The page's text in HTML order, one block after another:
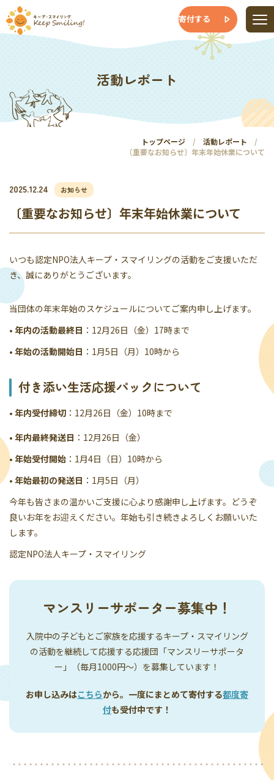
寄付する
活動レポート
トップページ
活動レポート
〔重要なお知らせ〕年末年始休業について
2025.12.24 お知らせ
〔重要なお知らせ〕年末年始休業について
いつも認定NPO法人キープ・スマイリングの活動をご支援いただ
き、誠にありがとうございます。
当団体の年末年始のスケジュールについてご案内申し上げます。
• 年内の活動最終日 ：12月26日（金）17時まで
• 年始の活動開始日 ：1月5日（月）10時から
付き添い生活応援パックについて
• 年内受付締切 ：12月26日（金）10時まで
• 年内最終発送日 ：12月26日（金）
• 年始受付開始 ：1月4日（日）10時から
• 年始最初の発送日 ：1月5日（月）
今年も皆さまの温かいご支援に心より感謝申し上げます。どうぞ
良いお年をお迎えください。年始も引き続きよろしくお願いいた
します。
認定NPO法人キープ・スマイリング
マンスリーサポーター募集中！
入院中の子どもとご家族を応援するキープ・スマイリング
の活動を継続して応援する応援団「マンスリーサポータ
ー」（毎月1000円〜）を募集しています！
お申し込みはこちらから。一度にまとめて寄付する都度寄
付も受付中です！